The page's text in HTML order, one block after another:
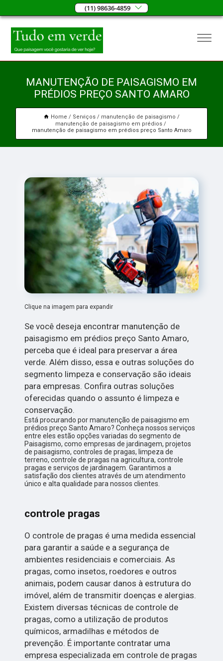
(11) 98636-4859
MANUTENÇÃO DE PAISAGISMO EM
PRÉDIOS PREÇO SANTO AMARO
Home Serviços
manutenção de paisagismo
manutenção de paisagismo em prédios
manutenção de paisagismo em prédios preço Santo Amaro
Clique na imagem para expandir
Se você deseja encontrar manutenção de
paisagismo em prédios preço Santo Amaro,
perceba que é ideal para preservar a área
verde. Além disso, essa e outras soluções do
segmento limpeza e conservação são ideais
para empresas. Confira outras soluções
oferecidas quando o assunto é limpeza e
conservação.
Está procurando por manutenção de paisagismo em
prédios preço Santo Amaro? Conheça nossos serviços
entre eles estão opções variadas do segmento de
Paisagismo, como empresas de jardinagem, projetos
de paisagismo, controles de pragas, limpeza de
terreno, controle de pragas na agricultura, controle
pragas e serviços de jardinagem. Garantimos a
satisfação dos clientes através de um atendimento
único e alta qualidade para nossos clientes.
controle pragas
O controle de pragas é uma medida essencial
para garantir a saúde e a segurança de
ambientes residenciais e comerciais. As
pragas, como insetos, roedores e outros
animais, podem causar danos à estrutura do
imóvel, além de transmitir doenças e alergias.
Existem diversas técnicas de controle de
pragas, como a utilização de produtos
químicos, armadilhas e métodos de
prevenção. É importante contratar uma
empresa especializada em controle de pragas